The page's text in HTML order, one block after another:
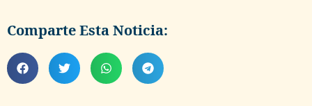
Comparte Esta Noticia: